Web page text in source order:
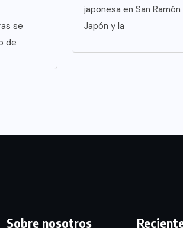
se
de
japonesa en San
Japón y la
Sobre nosotros